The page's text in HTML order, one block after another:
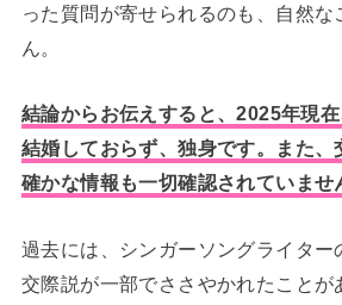
った質問が寄せられるのも、自然な
ん。
結論からお伝えすると、2025年現
結婚しておらず、独身です。また、
確かな情報も一切確認されていませ
過去には、シンガーソングライター
交際説が一部でささやかれたことが